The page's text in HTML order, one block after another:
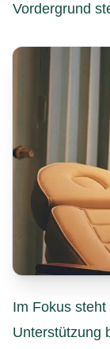
Vordergrund
Im Fokus
Unterstützung